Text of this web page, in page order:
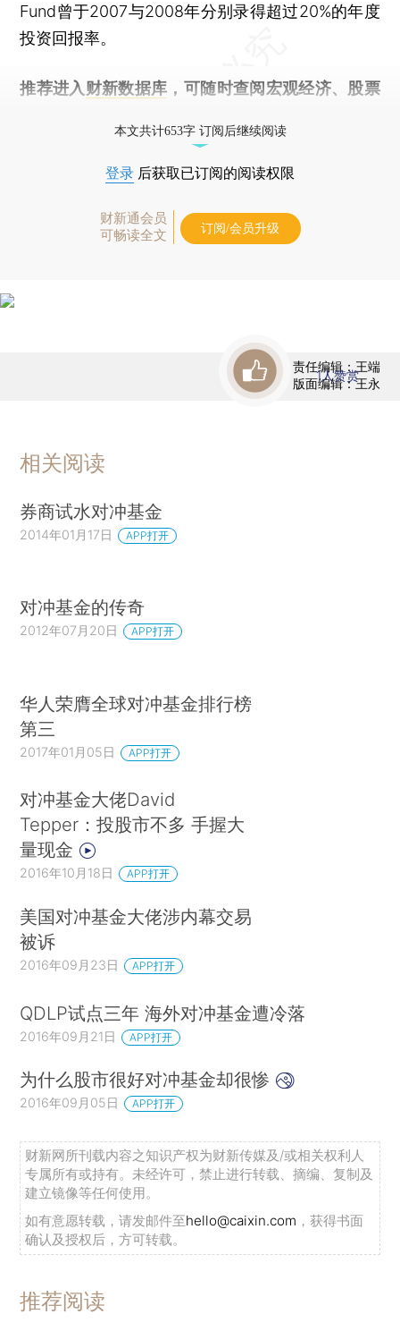
Fund曾于2007与2008年分别录得超过20%的年度
投资回报率。
推荐进入 财新数据库 ，可随时查阅宏观经济、股票
本文共计653字 订阅后继续阅读
登录 后获取已订阅的阅读权限
财新通会员
可畅读全文
订阅/会员升级
责任编辑：王端
版面编辑：王永
1人赞赏
相关阅读
券商试水对冲基金
2014年01月17日 APP打开
对冲基金的传奇
2012年07月20日 APP打开
华人荣膺全球对冲基金排行榜
第三
2017年01月05日 APP打开
对冲基金大佬David
Tepper：投股市不多 手握大
量现金
2016年10月18日 APP打开
美国对冲基金大佬涉内幕交易
被诉
2016年09月23日 APP打开
QDLP试点三年 海外对冲基金遭冷落
2016年09月21日 APP打开
为什么股市很好对冲基金却很惨
2016年09月05日 APP打开
财新网所刊载内容之知识产权为财新传媒及/或相关权利人
专属所有或持有。未经许可，禁止进行转载、摘编、复制及
建立镜像等任何使用。
如有意愿转载，请发邮件至hello@caixin.com ，获得书面
确认及授权后，方可转载。
推荐阅读